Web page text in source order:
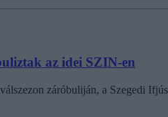
az idei SZIN-en
záróbuliján, a Szegedi